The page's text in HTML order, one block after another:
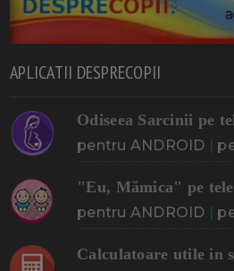
APLICATII DESPRECOPII
Odiseea Sarcinii pe
pentru ANDROID |
"Eu, Mămica" pe
pentru ANDROID |
Calculatoare utile in